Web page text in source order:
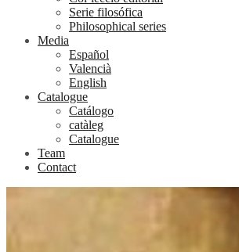
Serie filosófica
Philosophical series
Media
Español
Valencià
English
Catalogue
Catálogo
catàleg
Catalogue
Team
Contact